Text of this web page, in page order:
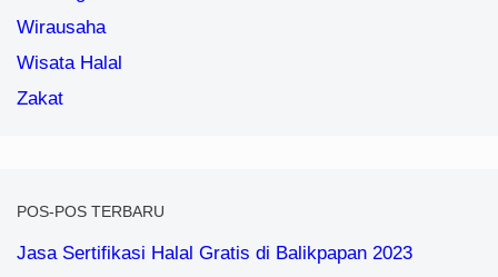
Wirausaha
Wisata Halal
Zakat
POS-POS TERBARU
Jasa Sertifikasi Halal Gratis di Balikpapan 2023